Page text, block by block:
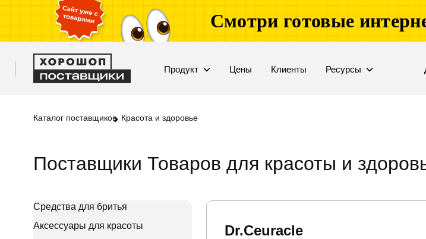
Смотри готовые
Продукт Цены Клиенты Ресурсы
Каталог поставщиков Красота и здоровье
Поставщики Товаров для красоты и
Средства для бритья
Аксессуары для красоты
Dr.Ceuracle